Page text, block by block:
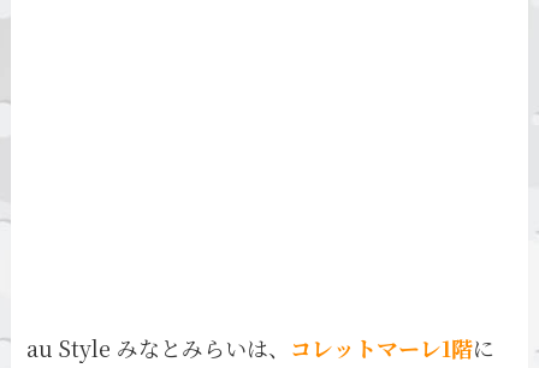
au Style みなとみらいは、 コレットマーレ1階に